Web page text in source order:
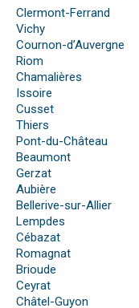
Clermont-Ferrand
Vichy
Cournon-d’Auvergne
Riom
Chamalières
Issoire
Cusset
Thiers
Pont-du-Château
Beaumont
Gerzat
Aubière
Bellerive-sur-Allier
Lempdes
Cébazat
Romagnat
Brioude
Ceyrat
Châtel-Guyon